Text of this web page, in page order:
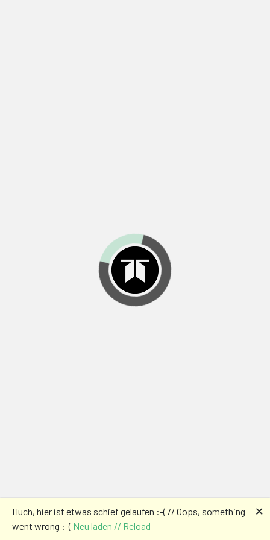
Huch, hier ist etwas schief gelaufen :-( // Oops, something
went wrong :-( Neu laden // Reload
🗙